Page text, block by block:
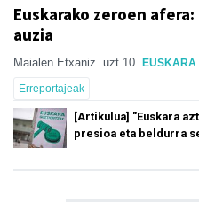
Euskarako zeroen
auzia
Maialen Etxaniz uzt 10 EUSKARA
Erreportajeak
[Artikulua] "Euskara
presioa eta beldurra